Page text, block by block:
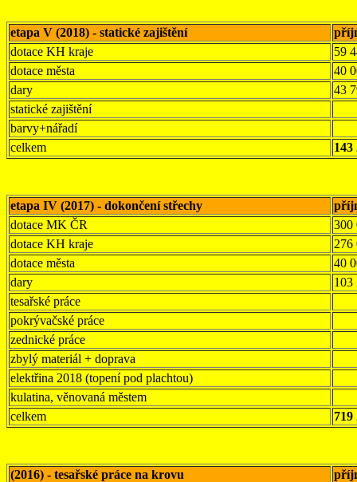
etapa V (2018) - statické zajištění
dotace KH kraje
59
dotace města
40
dary
43
statické zajištění
barvy+nářadí
celkem
143
etapa IV (2017) - dokončení střechy
dotace MK ČR
300
dotace KH kraje
276
dotace města
40
dary
103
tesařské práce
pokrývačské práce
zednické práce
zbylý materiál + doprava
elektřina 2018 (topení pod plachtou)
kulatina, věnovaná městem
celkem
719
(2016) - tesařské práce na krovu